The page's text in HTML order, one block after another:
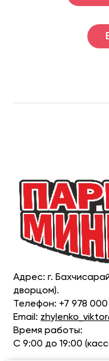
Адрес: г.
дворцом).
Телефон: +7 978
Email:
Время работы:
С 9:00 до 19:00